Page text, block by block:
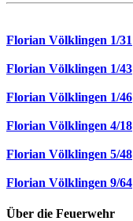
Florian Völklingen 1/31
Florian Völklingen 1/43
Florian Völklingen 1/46
Florian Völklingen 4/18
Florian Völklingen 5/48
Florian Völklingen 9/64
Über die Feuerwehr